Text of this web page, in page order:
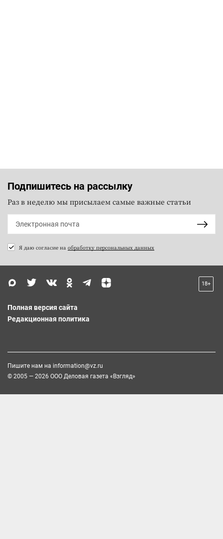
Подпишитесь на рассылку
Раз в неделю мы присылаем самые важные статьи
Я даю согласие на обработку персональных данных
18+
Полная версия сайта
Редакционная политика
Пишите нам на information@vz.ru
© 2005 — 2026 ООО Деловая газета «Взгляд»